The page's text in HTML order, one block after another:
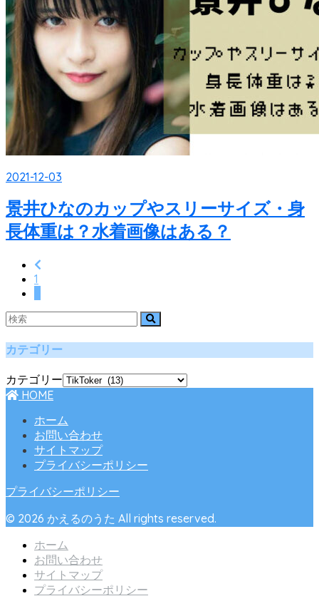
2021-12-03
景井ひなのカップやスリーサイズ・身
長体重は？水着画像はある？
1
カテゴリー
カテゴリー
HOME
ホーム
お問い合わせ
サイトマップ
プライバシーポリシー
プライバシーポリシー
© 2026 かえるのうた All rights reserved.
ホーム
お問い合わせ
サイトマップ
プライバシーポリシー